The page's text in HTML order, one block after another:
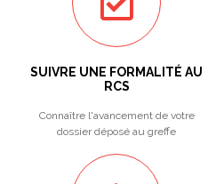
SUIVRE UNE FORMALITÉ AU
RCS
Connaître l'avancement de votre
dossier déposé au greffe